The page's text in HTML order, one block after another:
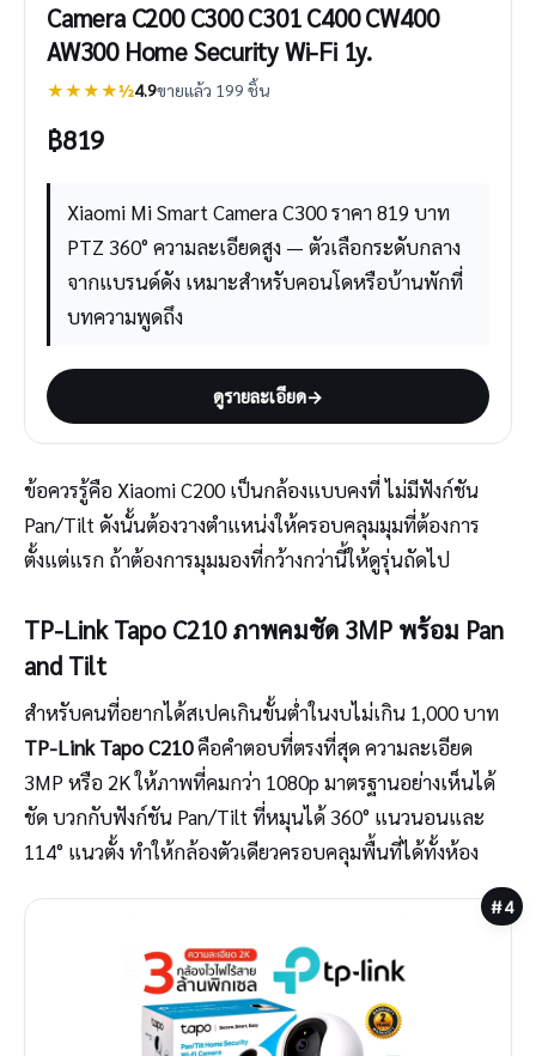
Camera C200 C300 C301 C400 CW400
AW300 Home Security Wi-Fi 1y.
★★★★½4.9ขายแล้ว 199 ชิ้น
฿819
Xiaomi Mi Smart Camera C300 ราคา 819 บาท
PTZ 360° ความละเอียดสูง — ตัวเลือกระดับกลาง
จากแบรนด์ดัง เหมาะสำหรับคอนโดหรือบ้านพักที่
บทความพูดถึง
ดูรายละเอียด→
ข้อควรรู้คือ Xiaomi C200 เป็นกล้องแบบคงที่ ไม่มีฟังก์ชัน
Pan/Tilt ดังนั้นต้องวางตำแหน่งให้ครอบคลุมมุมที่ต้องการ
ตั้งแต่แรก ถ้าต้องการมุมมองที่กว้างกว่านี้ให้ดูรุ่นถัดไป
TP-Link Tapo C210 ภาพคมชัด 3MP พร้อม Pan
and Tilt
สำหรับคนที่อยากได้สเปคเกินขั้นต่ำในงบไม่เกิน 1,000 บาท
TP-Link Tapo C210คือคำตอบที่ตรงที่สุด ความละเอียด
3MP หรือ 2K ให้ภาพที่คมกว่า 1080p มาตรฐานอย่างเห็นได้
ชัด บวกกับฟังก์ชัน Pan/Tilt ที่หมุนได้ 360° แนวนอนและ
114° แนวตั้ง ทำให้กล้องตัวเดียวครอบคลุมพื้นที่ได้ทั้งห้อง
#4